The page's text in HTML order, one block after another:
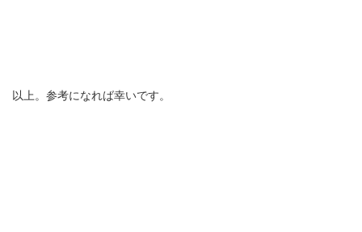
以上。参考になれば幸いです。